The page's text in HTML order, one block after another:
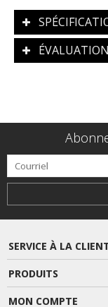
ÉVALUATION
SERVICE À LA
PRODUITS
MON COMPTE